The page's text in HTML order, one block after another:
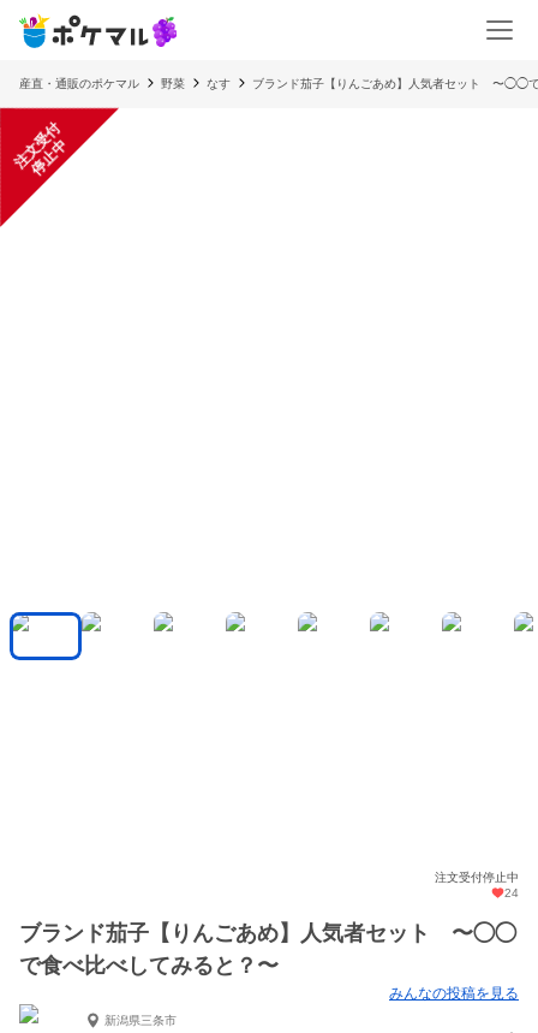
産直・通販のポケマル 野菜 なす ブランド茄子【りんごあめ】人気者セット 〜◯◯
注
文
受
付
停
止
中
注文受付停止中
24
ブランド茄子【りんごあめ】人気者セット 〜◯◯
で食べ比べしてみると？〜
みんなの投稿を見る
新潟県三条市